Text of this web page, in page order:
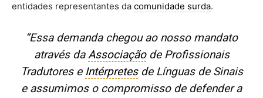
entidades representantes da comunidade surda.
“Essa demanda chegou ao nosso mandato
através daAssociaçãode Profissionais
Tradutores e Intérpretesde Línguas de Sinais
e assumimos o compromisso de defender a